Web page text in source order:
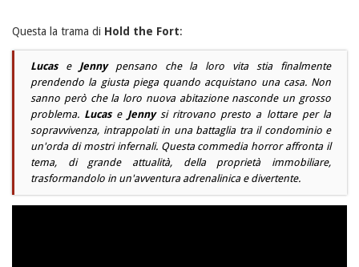
Questa la trama di Hold the Fort:
Lucase Jennypensano che la loro vita stia finalmente
prendendo la giusta piega quando acquistano una casa. Non
sanno però che la loro nuova abitazione nasconde un grosso
problema. Lucase Jennysi ritrovano presto a lottare per la
sopravvivenza, intrappolati in una battaglia tra il condominio e
un'orda di mostri infernali. Questa commedia horror affronta il
tema, di grande attualità, della proprietà immobiliare,
trasformandolo in un'avventura adrenalinica e divertente.